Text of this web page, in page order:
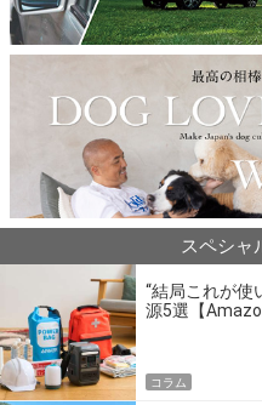
スペシャ
“結局これが使
源5選【
コラム